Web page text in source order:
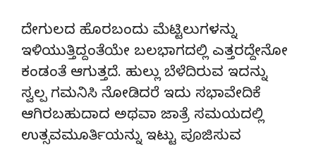
ದೇಗುಲದ ಹೊರಬಂದು ಮೆಟ್ಟಿಲುಗಳನ್ನು
ಇಳಿಯುತ್ತಿದ್ದಂತೆಯೇ ಬಲಭಾಗದಲ್ಲಿ ಎತ್ತರದ್ದೇನೋ
ಕಂಡಂತೆ ಆಗುತ್ತದೆ. ಹುಲ್ಲು ಬೆಳೆದಿರುವ ಇದನ್ನು
ಸ್ವಲ್ಪ ಗಮನಿಸಿ ನೋಡಿದರೆ ಇದು ಸಭಾವೇದಿಕೆ
ಆಗಿರಬಹುದಾದ ಅಥವಾ ಜಾತ್ರೆ ಸಮಯದಲ್ಲಿ
ಉತ್ಸವಮೂರ್ತಿಯನ್ನು ಇಟ್ಟು ಪೂಜಿಸುವ